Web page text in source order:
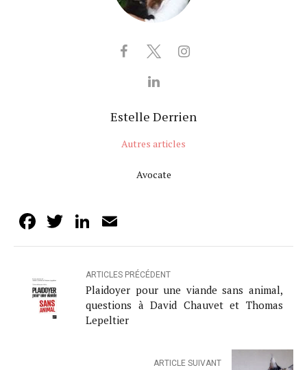
Estelle Derrien
Autres articles
Avocate
Facebook
TwitterLinkedIn
ARTICLES PRÉCÉDENT
Plaidoyer pour une viande sans animal,
questions à David Chauvet et Thomas
Lepeltier
ARTICLE SUIVANT